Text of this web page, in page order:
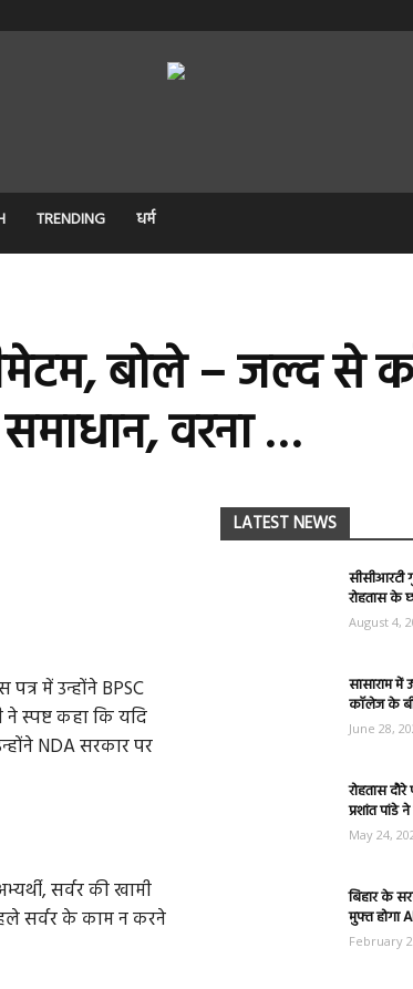
TRENDING धर्म
बोले – जल्द से
वरना …
में उन्होंने BPSC
स्पष्ट कहा कि यदि
NDA सरकार पर
सर्वर की खामी
सर्वर के काम न करने
LATEST NEWS
सीसीआरटी
रोहतास के
August 4,
सासाराम में
कॉलेज के
June 28,
रोहतास
प्रशांत पांडे
May 24,
बिहार के
मुफ्त होगा
February